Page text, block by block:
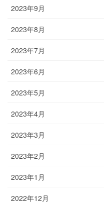
2023年9月
2023年8月
2023年7月
2023年6月
2023年5月
2023年4月
2023年3月
2023年2月
2023年1月
2022年12月